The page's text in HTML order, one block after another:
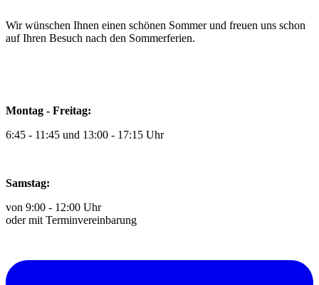
Wir wünschen Ihnen einen schönen Sommer und freuen uns schon
auf Ihren Besuch nach den Sommerferien.
Montag - Freitag:
6:45 - 11:45 und 13:00 - 17:15 Uhr
Samstag:
von 9:00 - 12:00 Uhr
oder mit Terminvereinbarung